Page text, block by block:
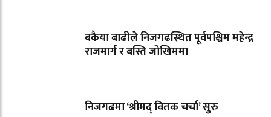
बकैया बाढीले निजगढस्थित पूर्वपश्चिम महेन्द्र
राजमार्ग र बस्ति जोखिममा
निजगढमा ‘श्रीमद् वितक चर्चा’ सुरु